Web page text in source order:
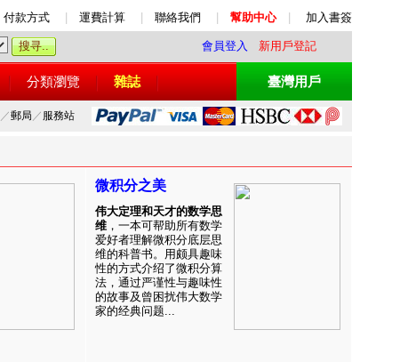
付款方式 運費計算 聯絡我們 幫助中心 加入書簽
會員登入 新用戶登記
分類瀏覽 雜誌 臺灣用戶
／郵局 ／ 服務站
微积分之美
伟大定理和天才的数学思
维 ，一本可帮助所有数学
爱好者理解微积分底层思
维的科普书。用颇具趣味
性的方式介绍了微积分算
法，通过严谨性与趣味性
的故事及曾困扰伟大数学
家的经典问题...